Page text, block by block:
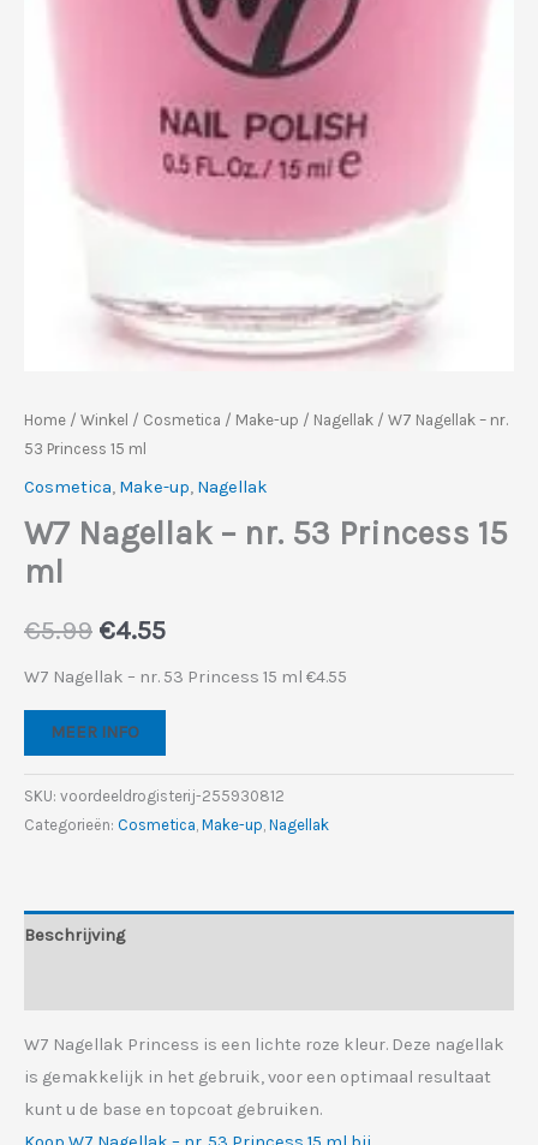
Home / Winkel / Cosmetica / Make-up / Nagellak / W7 Nagellak – nr.
53 Princess 15 ml
Cosmetica, Make-up, Nagellak
W7 Nagellak – nr. 53 Princess 15
ml
€5.99 Oorspronkelijke
prijs
was:
€5.99.
€4.55Huidige
prijs
€4.55.
W7 Nagellak – nr. 53 Princess 15 ml €4.55
MEER INFO
SKU: voordeeldrogisterij-255930812
Categorieën: Cosmetica, Make-up, Nagellak
Beschrijving
W7 Nagellak Princess is een lichte roze kleur. Deze nagellak
is gemakkelijk in het gebruik, voor een optimaal resultaat
kunt u de base en topcoat gebruiken.